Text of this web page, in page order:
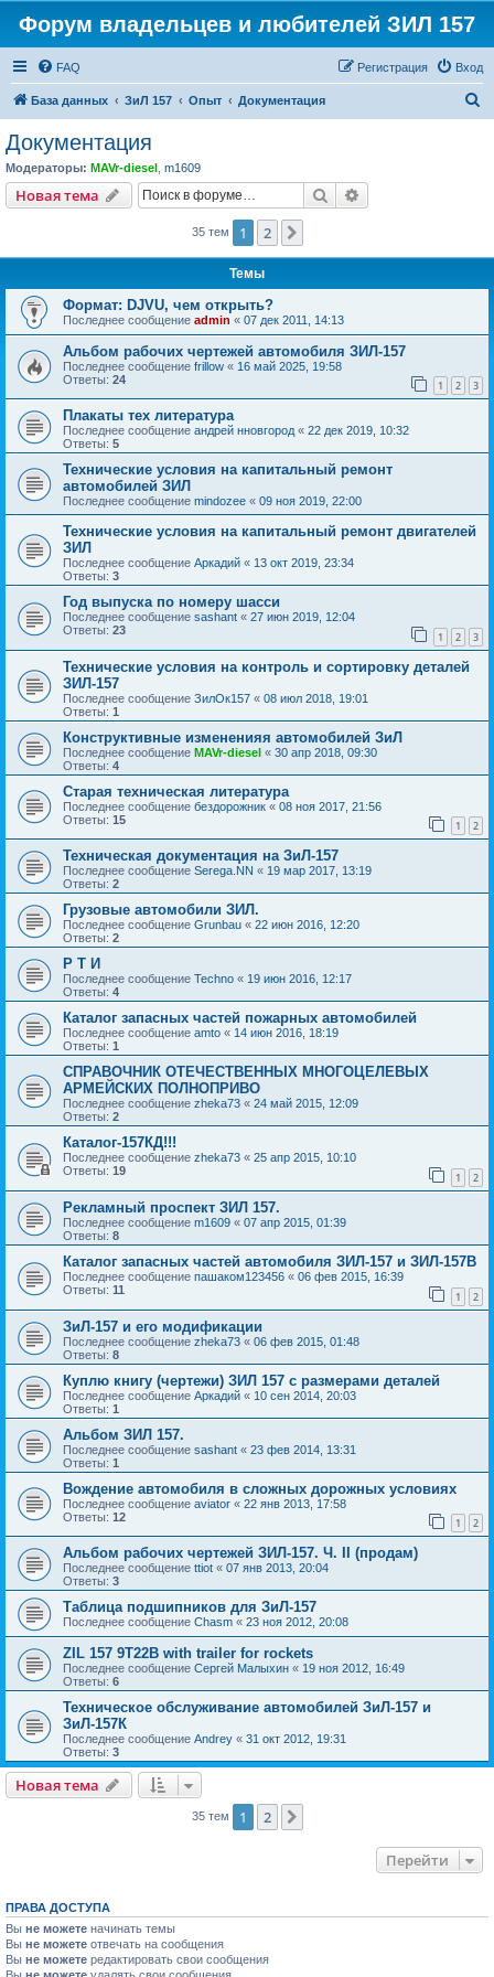
Форум владельцев и любителей ЗИЛ 157
FAQ Вход
Регистрация
База данных ЗиЛ 157 Опыт Документация
Документация
Модераторы: MAVr-diesel m1609
Новая тема Поиск
35 тем 1 2
Темы
Формат: DJVU, чем открыть?
Последнее сообщение admin « 07 дек 2011, 14:13
Альбом рабочих чертежей автомобиля ЗИЛ-157
Последнее сообщение frillow « 16 май 2025, 19:58
Ответы: 24 1 2 3
Плакаты тех литература
Последнее сообщение андрей нновгород « 22 дек 2019, 10:32
Ответы: 5
Технические условия на капитальный ремонт
автомобилей ЗИЛ
Последнее сообщение mindozee « 09 ноя 2019, 22:00
Технические условия на капитальный ремонт двигателей
ЗИЛ
Последнее сообщение Аркадий « 13 окт 2019, 23:34
Ответы: 3
Год выпуска по номеру шасси
Последнее сообщение sashant « 27 июн 2019, 12:04
Ответы: 23 1 2 3
Технические условия на контроль и сортировку деталей
ЗИЛ-157
Последнее сообщение ЗилОк157 « 08 июл 2018, 19:01
Ответы: 1
Конструктивные измененияя автомобилей ЗиЛ
Последнее сообщение MAVr-diesel « 30 апр 2018, 09:30
Ответы: 4
Старая техническая литература
Последнее сообщение бездорожник « 08 ноя 2017, 21:56
Ответы: 15 1 2
Техническая документация на ЗиЛ-157
Последнее сообщение Serega.NN « 19 мар 2017, 13:19
Ответы: 2
Грузовые автомобили ЗИЛ.
Последнее сообщение Grunbau « 22 июн 2016, 12:20
Ответы: 2
Р Т И
Последнее сообщение Techno « 19 июн 2016, 12:17
Ответы: 4
Каталог запасных частей пожарных автомобилей
Последнее сообщение amto « 14 июн 2016, 18:19
Ответы: 1
СПРАВОЧНИК ОТЕЧЕСТВЕННЫХ МНОГОЦЕЛЕВЫХ
АРМЕЙСКИХ ПОЛНОПРИВО
Последнее сообщение zheka73 « 24 май 2015, 12:09
Ответы: 2
Каталог-157КД!!!
Последнее сообщение zheka73 « 25 апр 2015, 10:10
Ответы: 19 1 2
Рекламный проспект ЗИЛ 157.
Последнее сообщение m1609 « 07 апр 2015, 01:39
Ответы: 8
Каталог запасных частей автомобиля ЗИЛ-157 и ЗИЛ-157В
Последнее сообщение пашаком123456 « 06 фев 2015, 16:39
Ответы: 11 1 2
ЗиЛ-157 и его модификации
Последнее сообщение zheka73 « 06 фев 2015, 01:48
Ответы: 8
Куплю книгу (чертежи) ЗИЛ 157 с размерами деталей
Последнее сообщение Аркадий « 10 сен 2014, 20:03
Ответы: 1
Альбом ЗИЛ 157.
Последнее сообщение sashant « 23 фев 2014, 13:31
Ответы: 1
Вождение автомобиля в сложных дорожных условиях
Последнее сообщение aviator « 22 янв 2013, 17:58
Ответы: 12 1 2
Альбом рабочих чертежей ЗИЛ-157. Ч. II (продам)
Последнее сообщение ttiot « 07 янв 2013, 20:04
Ответы: 3
Таблица подшипников для ЗиЛ-157
Последнее сообщение Chasm « 23 ноя 2012, 20:08
ZIL 157 9T22B with trailer for rockets
Последнее сообщение Сергей Малыхин « 19 ноя 2012, 16:49
Ответы: 6
Техническое обслуживание автомобилей ЗиЛ-157 и
ЗиЛ-157К
Последнее сообщение Andrey « 31 окт 2012, 19:31
Ответы: 3
Новая тема
35 тем 1 2
Перейти
ПРАВА ДОСТУПА
Вы не можете начинать темы
Вы не можете отвечать на сообщения
Вы не можете редактировать свои сообщения